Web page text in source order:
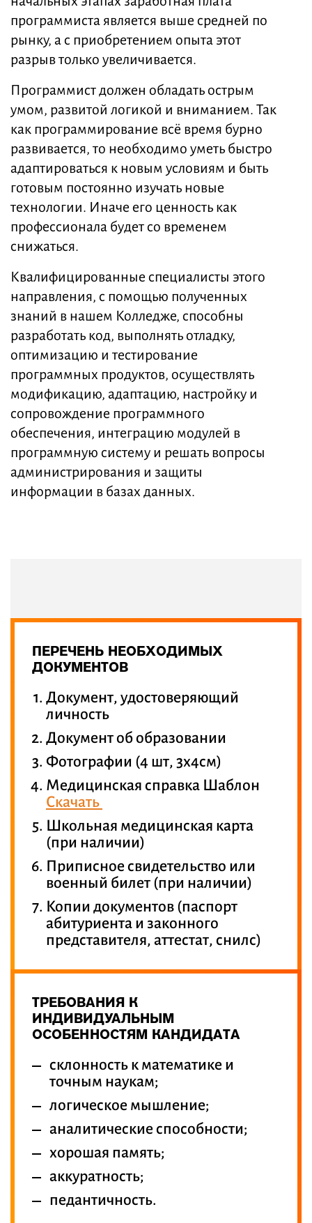
программиста является выше средней по
рынку, а с приобретением опыта этот
разрыв только увеличивается.
Программист должен обладать острым
умом, развитой логикой и вниманием. Так
как программирование всё время бурно
развивается, то необходимо уметь быстро
адаптироваться к новым условиям и быть
готовым постоянно изучать новые
технологии. Иначе его ценность как
профессионала будет со временем
снижаться.
Квалифицированные специалисты этого
направления, с помощью полученных
знаний в нашем Колледже, способны
разработать код, выполнять отладку,
оптимизацию и тестирование
программных продуктов, осуществлять
модификацию, адаптацию, настройку и
сопровождение программного
обеспечения, интеграцию модулей в
программную систему и решать вопросы
администрирования и защиты
информации в базах данных.
ПЕРЕЧЕНЬ НЕОБХОДИМЫХ
ДОКУМЕНТОВ
Документ, удостоверяющий
личность
Документ об образовании
Фотографии (4 шт, 3х4см)
Медицинская справка Шаблон
Скачать
Школьная медицинская карта
(при наличии)
Приписное свидетельство или
военный билет (при наличии)
Копии документов (паспорт
абитуриента и законного
представителя, аттестат, снилс)
ТРЕБОВАНИЯ К
ИНДИВИДУАЛЬНЫМ
ОСОБЕННОСТЯМ КАНДИДАТА
склонность к математике и
точным наукам;
логическое мышление;
аналитические способности;
хорошая память;
аккуратность;
педантичность.